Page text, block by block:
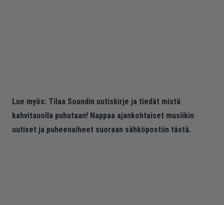
Lue myös: Tilaa Soundin uutiskirje ja tiedät mistä
kahvitauolla puhutaan! Nappaa ajankohtaiset musiikin
uutiset ja puheenaiheet suoraan sähköpostiin tästä.